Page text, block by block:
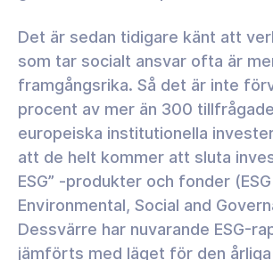
Det är sedan tidigare känt att
som tar socialt ansvar ofta är
framgångsrika. Så det är inte
procent av mer än 300
europeiska institutionella
att de helt kommer att sluta
ESG” -produkter och fonder
Environmental, Social and
Dessvärre har nuvarande ESG-
jämförts med läget för den årliga